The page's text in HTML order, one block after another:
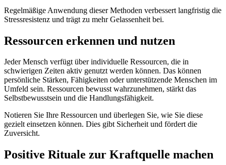
Regelmäßige Anwendung dieser Methoden verbessert langfristig die
Stressresistenz und trägt zu mehr Gelassenheit bei.
Ressourcen erkennen und nutzen
Jeder Mensch verfügt über individuelle Ressourcen, die in
schwierigen Zeiten aktiv genutzt werden können. Das können
persönliche Stärken, Fähigkeiten oder unterstützende Menschen im
Umfeld sein. Ressourcen bewusst wahrzunehmen, stärkt das
Selbstbewusstsein und die Handlungsfähigkeit.
Notieren Sie Ihre Ressourcen und überlegen Sie, wie Sie diese
gezielt einsetzen können. Dies gibt Sicherheit und fördert die
Zuversicht.
Positive Rituale zur Kraftquelle machen